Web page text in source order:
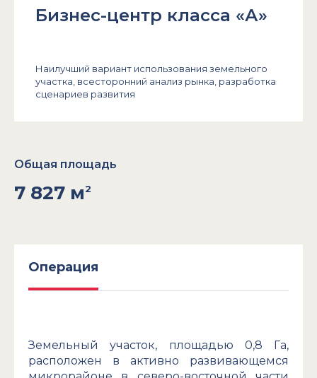
Бизнес-центр класса «А»
Наилучший вариант использования земельного
участка, всесторонний анализ рынка, разработка
сценариев развития
Общая площадь
7 827 м2
Операция
Земельный участок, площадью 0,8 Га,
расположен в активно развивающемся